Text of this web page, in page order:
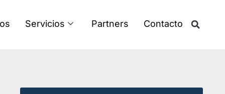
Servicios Partners Contacto